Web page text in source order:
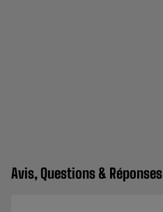
Avis, Questions & Réponses